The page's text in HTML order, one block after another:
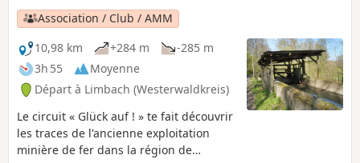
Association / Club / AMM
10,98 km
+284 m
-285 m
3h 55
Moyenne
Départ à Limbach (Westerwaldkreis)
Le circuit « Glück auf ! » te fait découvrir
les traces de l'ancienne exploitation
minière de fer dans la région de